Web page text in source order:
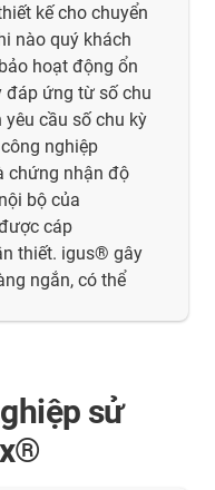
kế cho chuyển
nào quý khách
hoạt động ổn
đáp ứng từ số chu
cầu số chu kỳ
nghiệp
chứng nhận độ
bộ của
cáp
thiết. igus® gây
ngắn, có thể
sử